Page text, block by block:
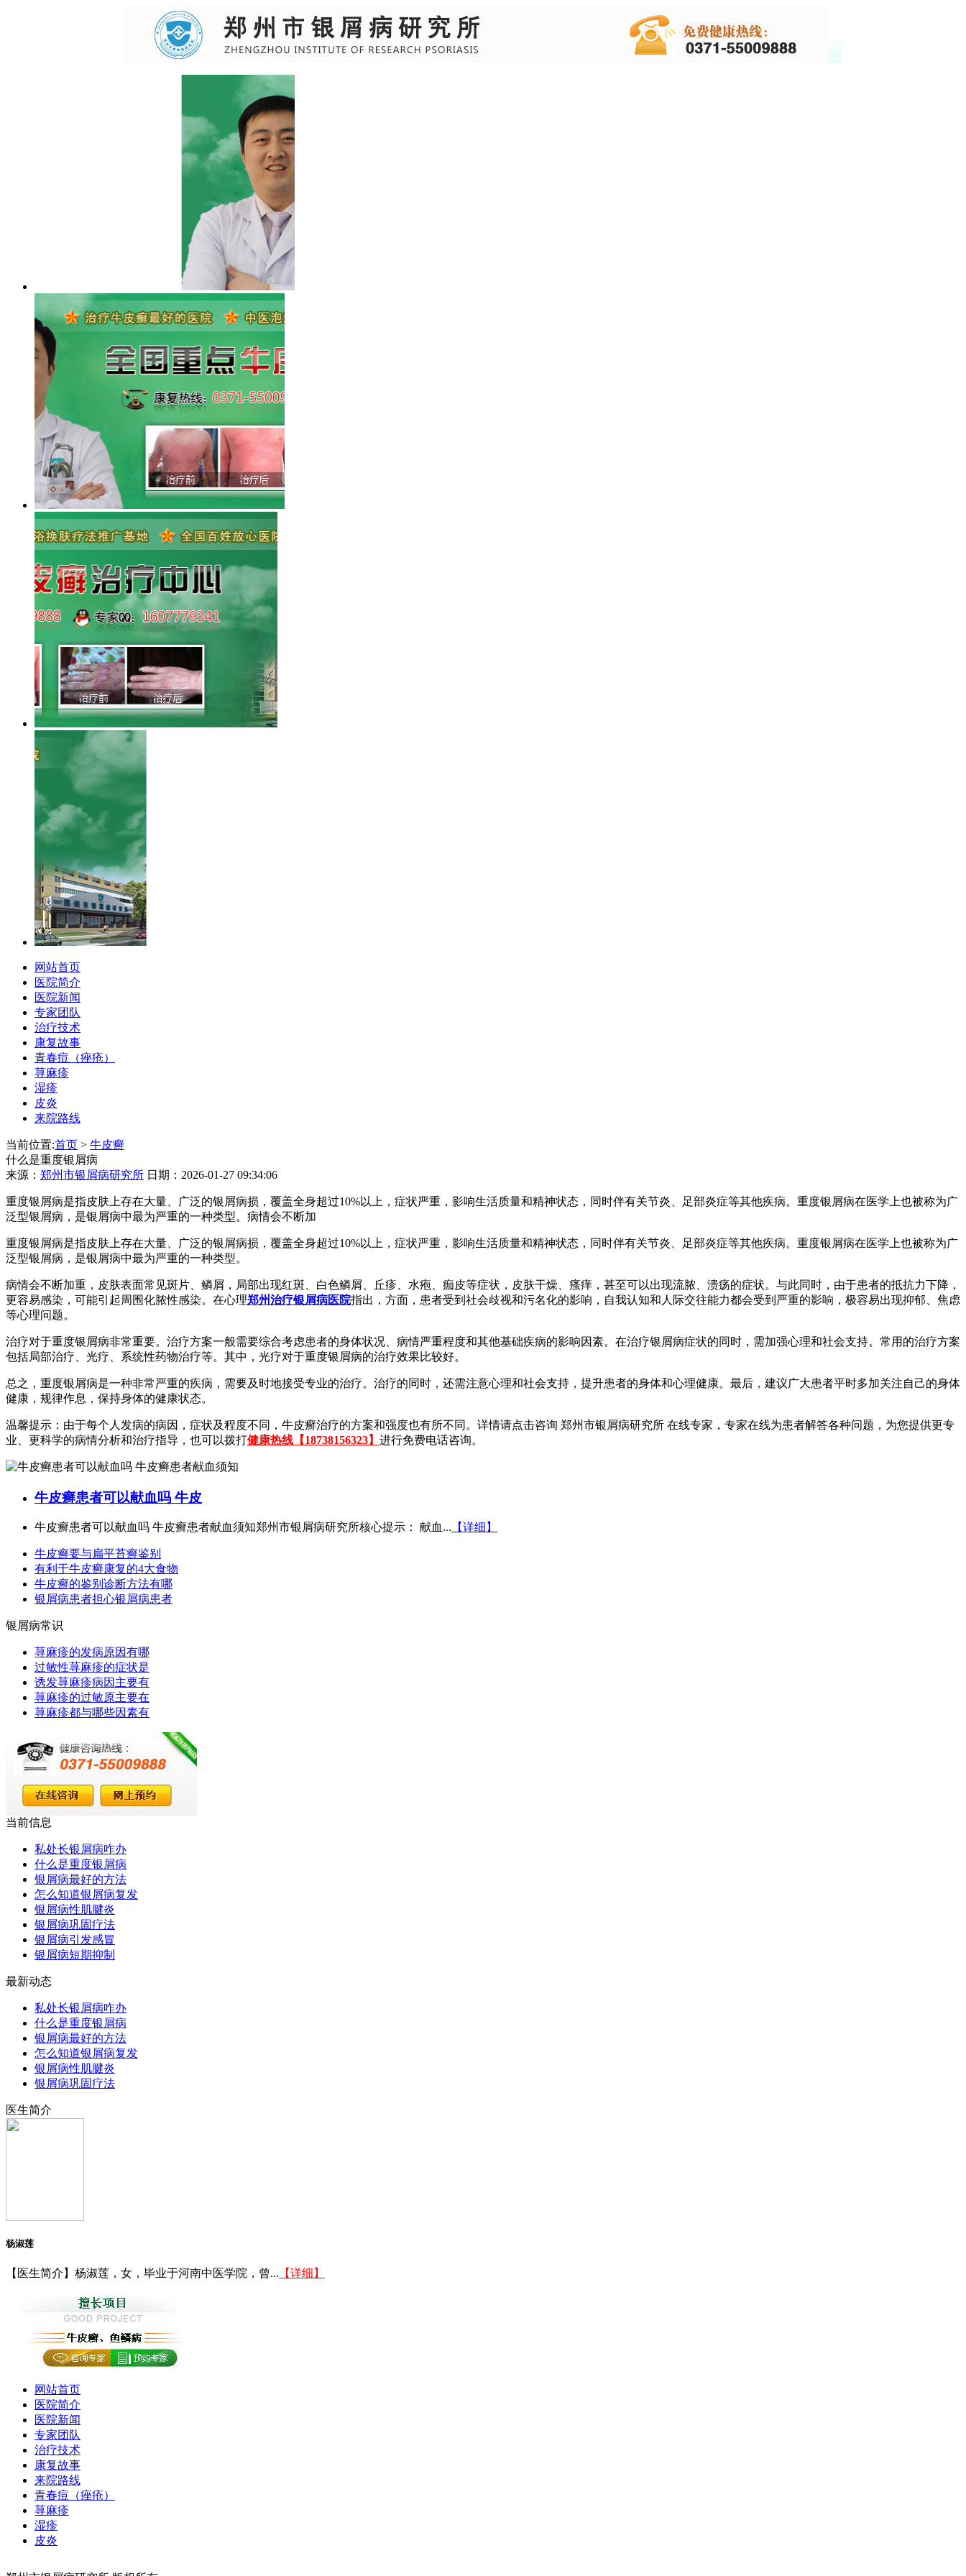
网站首页
医院简介
医院新闻
专家团队
治疗技术
康复故事
青春痘（痤疮）
荨麻疹
湿疹
皮炎
来院路线
当前位置:首页 > 牛皮癣
什么是重度银屑病
来源： 郑州市银屑病研究所 日期：2026-01-27 09:34:06
重度银屑病是指皮肤上存在大量、广泛的银屑病损，覆盖全身超过10%以上，症状严重，影响生活质量和精神状态，同时伴有关节炎、足部炎症等其他疾病。重度银屑病在医学上也被称为广
泛型银屑病，是银屑病中最为严重的一种类型。病情会不断加
重度银屑病是指皮肤上存在大量、广泛的银屑病损，覆盖全身超过10%以上，症状严重，影响生活质量和精神状态，同时伴有关节炎、足部炎症等其他疾病。重度银屑病在医学上也被称为广
泛型银屑病，是银屑病中最为严重的一种类型。
病情会不断加重，皮肤表面常见斑片、鳞屑，局部出现红斑、白色鳞屑、丘疹、水疱、痂皮等症状，皮肤干燥、瘙痒，甚至可以出现流脓、溃疡的症状。与此同时，由于患者的抵抗力下降，
更容易感染，可能引起周围化脓性感染。在心理郑州治疗银屑病医院指出，方面，患者受到社会歧视和污名化的影响，自我认知和人际交往能力都会受到严重的影响，极容易出现抑郁、焦虑
等心理问题。
治疗对于重度银屑病非常重要。治疗方案一般需要综合考虑患者的身体状况、病情严重程度和其他基础疾病的影响因素。在治疗银屑病症状的同时，需加强心理和社会支持。常用的治疗方案
包括局部治疗、光疗、系统性药物治疗等。其中，光疗对于重度银屑病的治疗效果比较好。
总之，重度银屑病是一种非常严重的疾病，需要及时地接受专业的治疗。治疗的同时，还需注意心理和社会支持，提升患者的身体和心理健康。最后，建议广大患者平时多加关注自己的身体
健康，规律作息，保持身体的健康状态。
温馨提示：由于每个人发病的病因，症状及程度不同，牛皮癣治疗的方案和强度也有所不同。详情请点击咨询 郑州市银屑病研究所 在线专家 ，专家在线为患者解答各种问题，为您提供更专
业、更科学的病情分析和治疗指导，也可以拨打健康热线【18738156323】 进行免费电话咨询。
牛皮癣患者可以献血吗 牛皮
牛皮癣患者可以献血吗 牛皮癣患者献血须知郑州市银屑病研究所核心提示： 献血... 【详细】
牛皮癣要与扁平苔癣鉴别
有利于牛皮癣康复的4大食物
牛皮癣的鉴别诊断方法有哪
银屑病患者担心银屑病患者
银屑病常识
荨麻疹的发病原因有哪
过敏性荨麻疹的症状是
诱发荨麻疹病因主要有
荨麻疹的过敏原主要在
荨麻疹都与哪些因素有
当前信息
私处长银屑病咋办
什么是重度银屑病
银屑病最好的方法
怎么知道银屑病复发
银屑病性肌腱炎
银屑病巩固疗法
银屑病引发感冒
银屑病短期抑制
最新动态
私处长银屑病咋办
什么是重度银屑病
银屑病最好的方法
怎么知道银屑病复发
银屑病性肌腱炎
银屑病巩固疗法
医生简介
杨淑莲
【医生简介】杨淑莲，女，毕业于河南中医学院，曾... 【详细】
网站首页
医院简介
医院新闻
专家团队
治疗技术
康复故事
来院路线
青春痘（痤疮）
荨麻疹
湿疹
皮炎